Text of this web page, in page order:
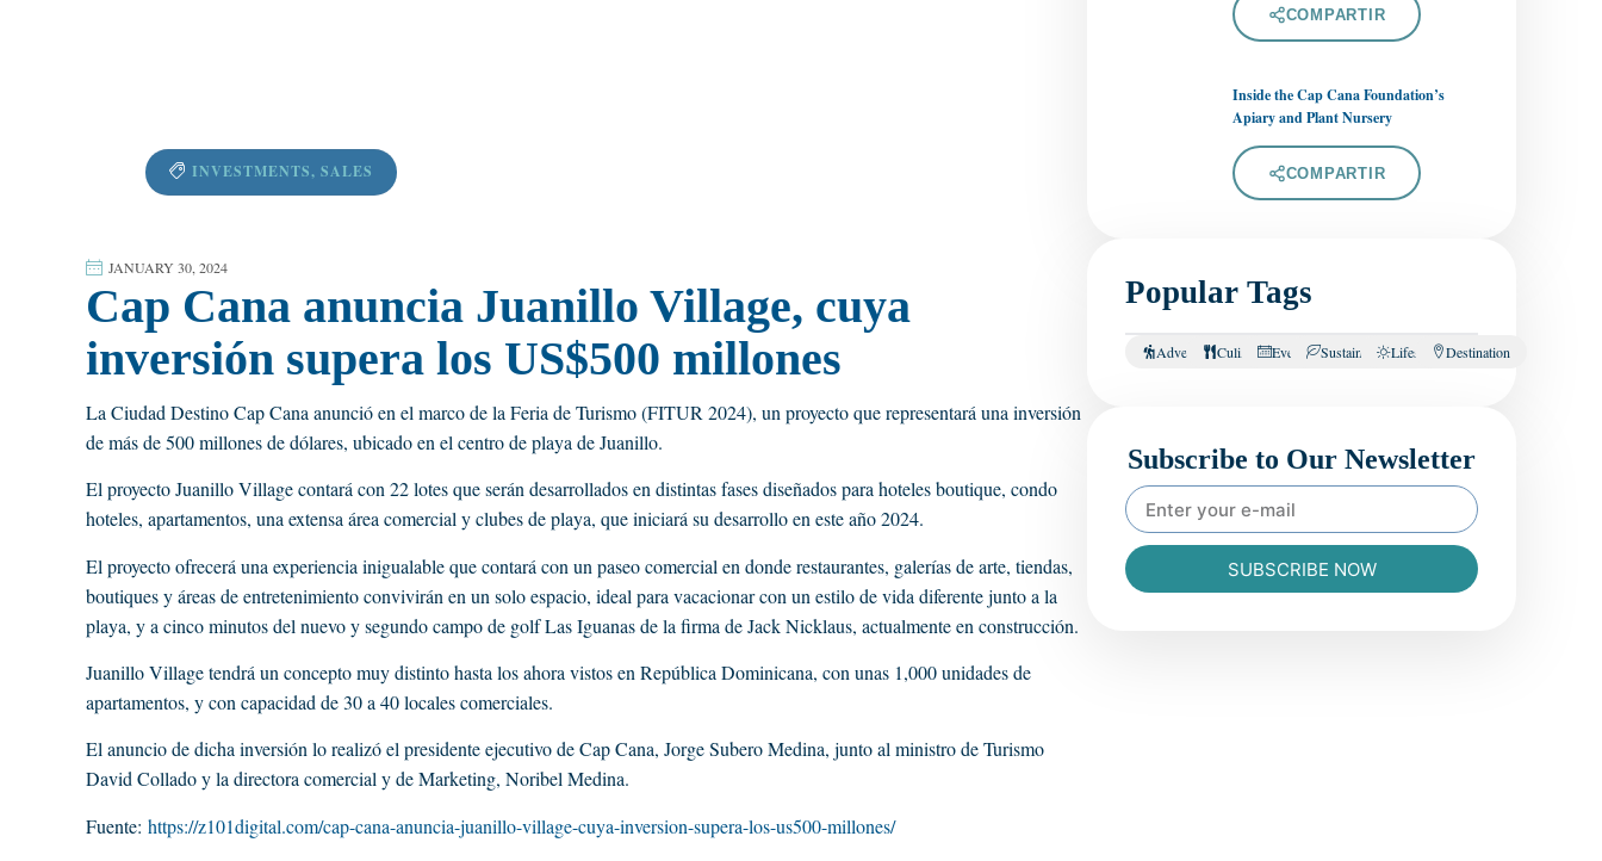
INVESTMENTS, SALES
JANUARY 30, 2024
Cap Cana anuncia Juanillo Village, cuya
inversión supera los US$500 millones
La Ciudad Destino Cap Cana anunció en el marco de la Feria de Turismo (FITUR 2024), un proyecto que representará una inversión
de más de 500 millones de dólares, ubicado en el centro de playa de Juanillo.
El proyecto Juanillo Village contará con 22 lotes que serán desarrollados en distintas fases diseñados para hoteles boutique, condo
hoteles, apartamentos, una extensa área comercial y clubes de playa, que iniciará su desarrollo en este año 2024.
El proyecto ofrecerá una experiencia inigualable que contará con un paseo comercial en donde restaurantes, galerías de arte, tiendas,
boutiques y áreas de entretenimiento convivirán en un solo espacio, ideal para vacacionar con un estilo de vida diferente junto a la
playa, y a cinco minutos del nuevo y segundo campo de golf Las Iguanas de la firma de Jack Nicklaus, actualmente en construcción.
Juanillo Village tendrá un concepto muy distinto hasta los ahora vistos en República Dominicana, con unas 1,000 unidades de
apartamentos, y con capacidad de 30 a 40 locales comerciales.
El anuncio de dicha inversión lo realizó el presidente ejecutivo de Cap Cana, Jorge Subero Medina, junto al ministro de Turismo
David Collado y la directora comercial y de Marketing, Noribel Medina.
Fuente: https://z101digital.com/cap-cana-anuncia-juanillo-village-cuya-inversion-supera-los-us500-millones/
COMPARTIR
Inside the Cap Cana Foundation’s
Apiary and Plant Nursery
COMPARTIR
Popular Tags
AdventureCulinary Events SustainabilityLifestyle Destination
Subscribe to Our Newsletter
SUBSCRIBE NOW